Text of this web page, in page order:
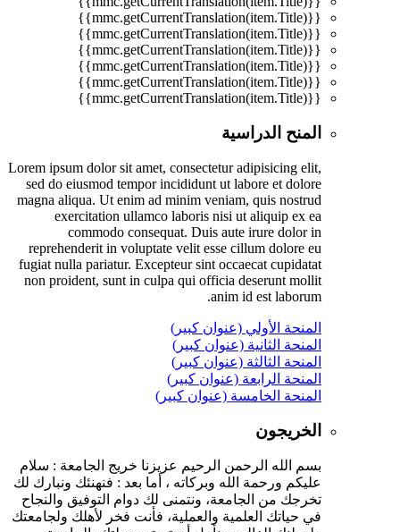
{{mmc.getCurrentTranslation(item.Title)}}
{{mmc.getCurrentTranslation(item.Title)}}
{{mmc.getCurrentTranslation(item.Title)}}
{{mmc.getCurrentTranslation(item.Title)}}
{{mmc.getCurrentTranslation(item.Title)}}
{{mmc.getCurrentTranslation(item.Title)}}
المنح الدراسية
Lorem ipsum dolor sit amet, consectetur adipisicing elit,
sed do eiusmod tempor incididunt ut labore et dolore
magna aliqua. Ut enim ad minim veniam, quis nostrud
exercitation ullamco laboris nisi ut aliquip ex ea
commodo consequat. Duis aute irure dolor in
reprehenderit in voluptate velit esse cillum dolore eu
fugiat nulla pariatur. Excepteur sint occaecat cupidatat
non proident, sunt in culpa qui officia deserunt mollit
anim id est laborum.
المنحة الأولي (عنوان كبير)
المنحة الثانية (عنوان كبير)
المنحة الثالثة (عنوان كبير)
المنحة الرابعة (عنوان كبير)
المنحة الخامسة (عنوان كبير)
الخريجون
بسم الله الرحمن الرحيم عزيزنا خريج الجامعة : سلام
عليكم ورحمة الله وبركاته ، أما بعد : فنهنئك ونبارك لك
تخرجك من الجامعة، ونتمنى لك دوام التوفيق والنجاح
في حياتك العلمية والعملية، فأنت فخر لأهلك ولجامعتك